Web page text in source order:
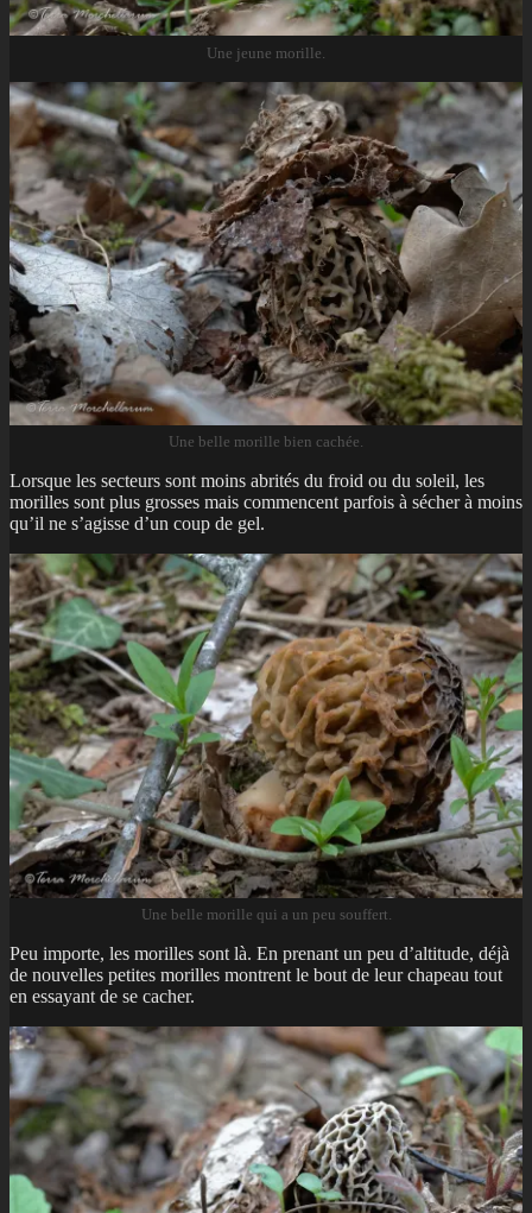
Une jeune morille.
Une belle morille bien cachée.
Lorsque les secteurs sont moins abrités du froid ou du soleil, les
morilles sont plus grosses mais commencent parfois à sécher à moins
qu’il ne s’agisse d’un coup de gel.
Une belle morille qui a un peu souffert.
Peu importe, les morilles sont là. En prenant un peu d’altitude, déjà
de nouvelles petites morilles montrent le bout de leur chapeau tout
en essayant de se cacher.